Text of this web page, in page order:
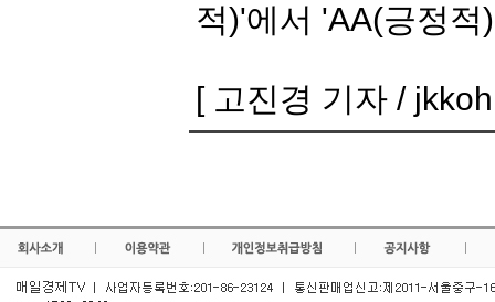
적)'에서 'AA(긍정
[ 고진경 기자 /